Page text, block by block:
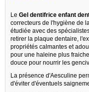
Le Gel dentifrice enfant
correcteurs de l'hygiène de
étudiée avec des
retirer la plaque dentaire,
propriétés calmantes et
pour une haleine plus
douce pour nourrir les
La présence d'Aesculine
d'éviter d'éventuels